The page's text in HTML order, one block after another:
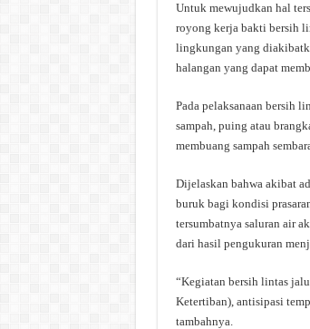
Untuk mewujudkan hal
royong kerja bakti bersih
lingkungan yang
halangan yang dapat
Pada pelaksanaan bersih
sampah, puing atau
membuang sampah
Dijelaskan bahwa akibat
buruk bagi kondisi
tersumbatnya saluran air
dari hasil pengukuran
“Kegiatan bersih lintas
Ketertiban), antisipasi
tambahnya.